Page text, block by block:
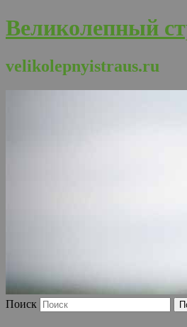
Великолепный
velikolepnyistraus.ru
Поиск